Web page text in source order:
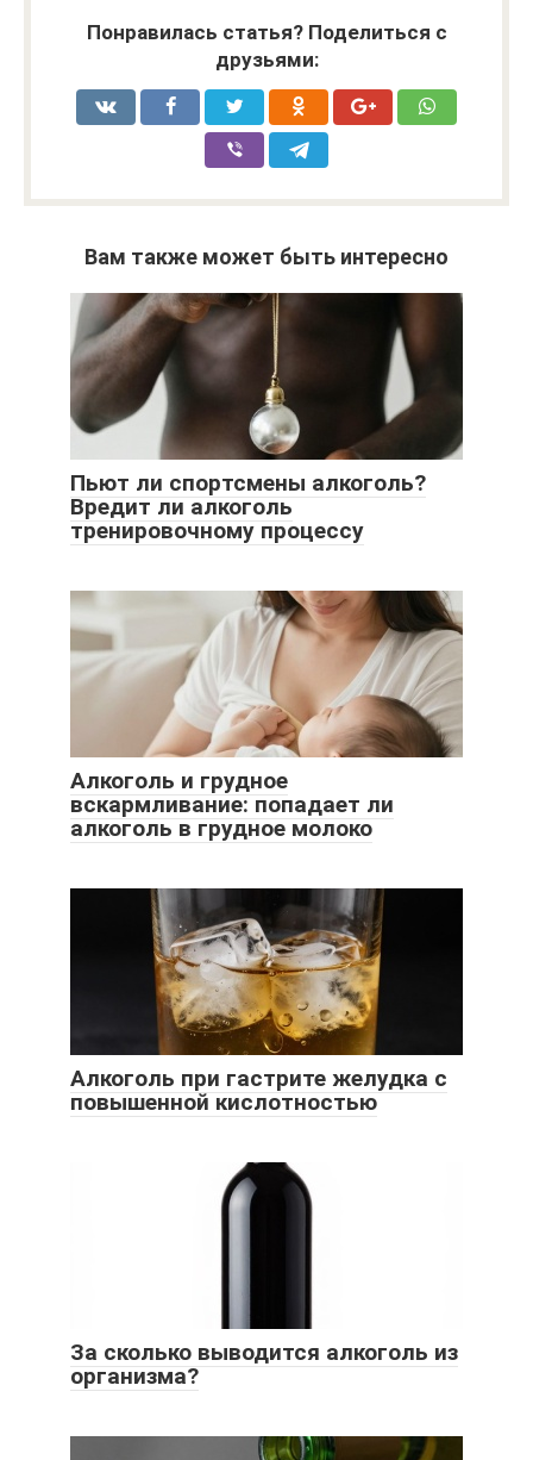
Понравилась статья? Поделиться с
друзьями:
Вам также может быть интересно
Пьют ли спортсмены алкоголь?
Вредит ли алкоголь
тренировочному процессу
Алкоголь и грудное
вскармливание: попадает ли
алкоголь в грудное молоко
Алкоголь при гастрите желудка с
повышенной кислотностью
За сколько выводится алкоголь из
организма?